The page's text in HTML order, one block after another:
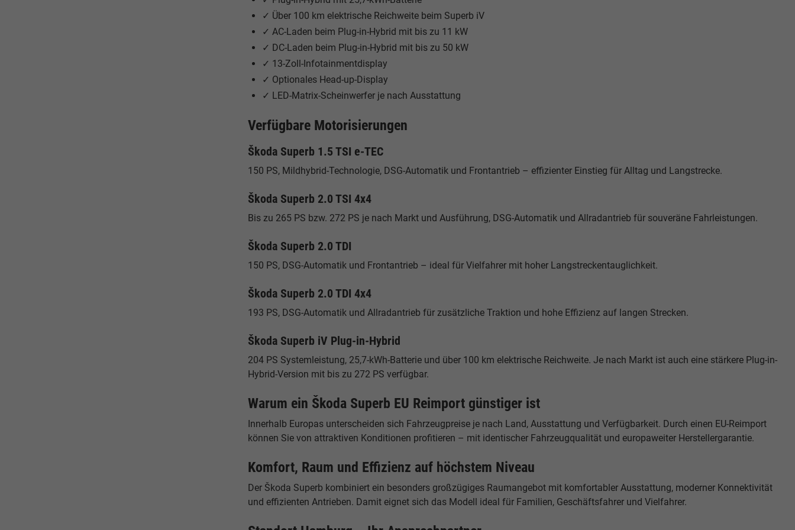
✓ Über 100 km elektrische Reichweite beim Superb iV
✓ AC-Laden beim Plug-in-Hybrid mit bis zu 11 kW
✓ DC-Laden beim Plug-in-Hybrid mit bis zu 50 kW
✓ 13-Zoll-Infotainmentdisplay
✓ Optionales Head-up-Display
✓ LED-Matrix-Scheinwerfer je nach Ausstattung
Verfügbare Motorisierungen
Škoda Superb 1.5 TSI e-TEC
150 PS, Mildhybrid-Technologie, DSG-Automatik und Frontantrieb – effizienter Einstieg für Alltag und Langstrecke.
Škoda Superb 2.0 TSI 4x4
Bis zu 265 PS bzw. 272 PS je nach Markt und Ausführung, DSG-Automatik und Allradantrieb für souveräne Fahrleistungen.
Škoda Superb 2.0 TDI
150 PS, DSG-Automatik und Frontantrieb – ideal für Vielfahrer mit hoher Langstreckentauglichkeit.
Škoda Superb 2.0 TDI 4x4
193 PS, DSG-Automatik und Allradantrieb für zusätzliche Traktion und hohe Effizienz auf langen Strecken.
Škoda Superb iV Plug-in-Hybrid
204 PS Systemleistung, 25,7-kWh-Batterie und über 100 km elektrische Reichweite. Je nach Markt ist auch eine stärkere Plug-in-
Hybrid-Version mit bis zu 272 PS verfügbar.
Warum ein Škoda Superb EU Reimport günstiger ist
Innerhalb Europas unterscheiden sich Fahrzeugpreise je nach Land, Ausstattung und Verfügbarkeit. Durch einen EU-Reimport
können Sie von attraktiven Konditionen profitieren – mit identischer Fahrzeugqualität und europaweiter Herstellergarantie.
Komfort, Raum und Effizienz auf höchstem Niveau
Der Škoda Superb kombiniert ein besonders großzügiges Raumangebot mit komfortabler Ausstattung, moderner Konnektivität
und effizienten Antrieben. Damit eignet sich das Modell ideal für Familien, Geschäftsfahrer und Vielfahrer.